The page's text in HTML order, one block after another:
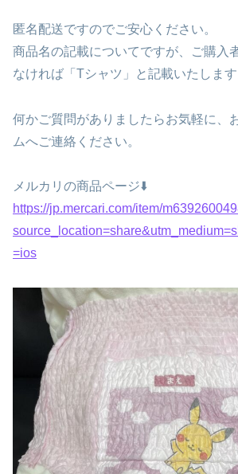
匿名配送ですのでご安心ください。
商品名の記載についてですが、ご購入
なければ「Tシャツ」と記載いたします
何かご質問がありましたらお気軽に、
ムへご連絡ください。
メルカリの商品ページ⬇️
https://jp.mercari.com/item/
=ios